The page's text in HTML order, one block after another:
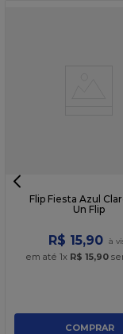
Flip Fiesta Azul
Un Flip
R$ 15,90
em até 1x R$ 15,90
COMPRAR